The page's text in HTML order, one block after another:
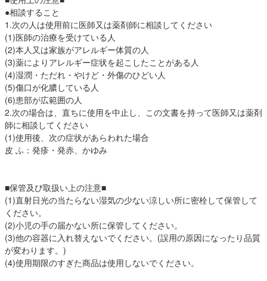
●相談すること
1.次の人は使用前に医師又は薬剤師に相談してください
(1)医師の治療を受けている人
(2)本人又は家族がアレルギー体質の人
(3)薬によりアレルギー症状を起こしたことがある人
(4)湿潤・ただれ・やけど・外傷のひどい人
(5)傷口が化膿している人
(6)患部が広範囲の人
2.次の場合は、直ちに使用を中止し、この文書を持って医師又は薬剤
師に相談してください
(1)使用後、次の症状があらわれた場合
皮 ふ：発疹・発赤、かゆみ
■保管及び取扱い上の注意■
(1)直射日光の当たらない湿気の少ない涼しい所に密栓して保管して
ください。
(2)小児の手の届かない所に保管してください。
(3)他の容器に入れ替えないでください。(誤用の原因になったり品質
が変わります。)
(4)使用期限のすぎた商品は使用しないでください。